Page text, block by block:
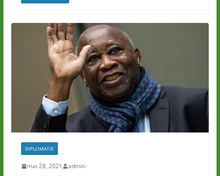
DIPLOMATIE
mai 28, 2021 admin